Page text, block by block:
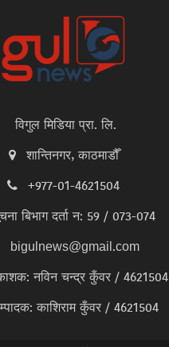
विगुल मिडिया प्रा. लि.
शान्तिनगर, काठमाडौँ
+977-01-4621504
बिभाग दर्ता न: 59 / 073-074
bigulnews@gmail.com
नविन चन्द्र कुँवर / 4621504
काशिराम कुँवर / 4621504